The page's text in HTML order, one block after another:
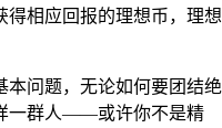
得相应回报的理想币，理想
本问题，无论如何要团结绝
一群人——或许你不是精